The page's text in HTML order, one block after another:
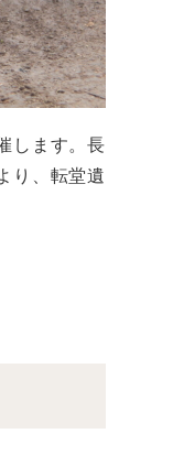
します。長
り、転堂遺